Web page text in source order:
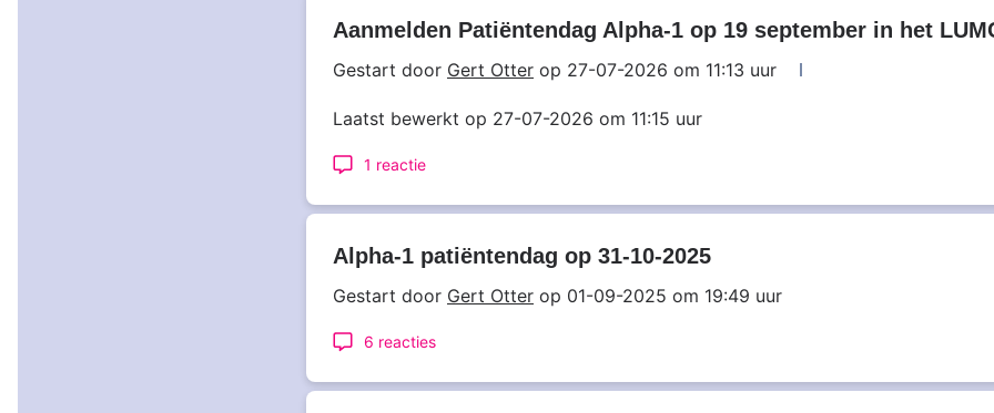
Aanmelden Patiëntendag Alpha-1 op 19 september in het
Gestart door Gert Otter op 27-07-2026 om 11:13 uur
Laatst bewerkt op 27-07-2026 om 11:15 uur
1 reactie
Alpha-1 patiëntendag op 31-10-2025
Gestart door Gert Otter op 01-09-2025 om 19:49 uur
6 reacties